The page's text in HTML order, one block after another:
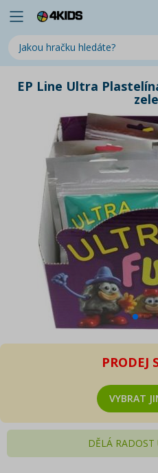
EP Line Ultra
PRODEJ
VYBRAT
DĚLÁ RADOST